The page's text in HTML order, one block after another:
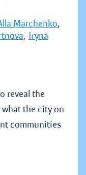
Marchenko,
, Iryna
reveal the
the city on
communities